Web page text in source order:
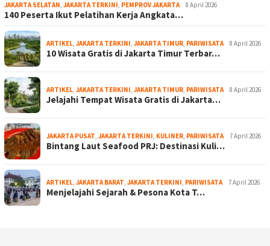
JAKARTA SELATAN, JAKARTA TERKINI, PEMPROV JAKARTA 8 April 2026
140 Peserta Ikut Pelatihan Kerja Angkata…
ARTIKEL, JAKARTA TERKINI, JAKARTA TIMUR, PARIWISATA 8 April 2026
10 Wisata Gratis di Jakarta Timur Terbar…
ARTIKEL, JAKARTA TERKINI, JAKARTA TIMUR, PARIWISATA 8 April 2026
Jelajahi Tempat Wisata Gratis di Jakarta…
JAKARTA PUSAT, JAKARTA TERKINI, KULINER, PARIWISATA 7 April 2026
Bintang Laut Seafood PRJ: Destinasi Kuli…
ARTIKEL, JAKARTA BARAT, JAKARTA TERKINI, PARIWISATA 7 April 2026
Menjelajahi Sejarah & Pesona Kota T…